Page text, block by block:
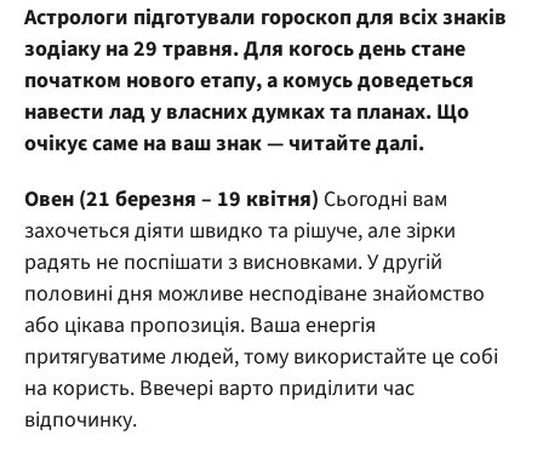
Астрологи підготували гороскоп для всіх знаків
зодіаку на 29 травня. Для когось день стане
початком нового етапу, а комусь доведеться
навести лад у власних думках та планах. Що
очікує саме на ваш знак — читайте далі.
Овен (21 березня – 19 квітня) Сьогодні вам
захочеться діяти швидко та рішуче, але зірки
радять не поспішати з висновками. У другій
половині дня можливе несподіване знайомство
або цікава пропозиція. Ваша енергія
притягуватиме людей, тому використайте це собі
на користь. Ввечері варто приділити час
відпочинку.